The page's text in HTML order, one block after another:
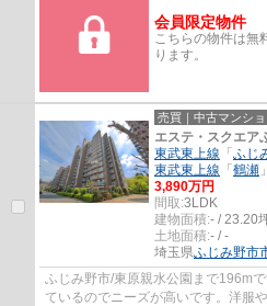
会員限定物件
こちらの物件は無
ります。
売買｜中古マンショ
エステ・スクエア
東武東上線 「 ふじ
東武東上線 「 鶴瀬
3,890万円
間取:3LDK
建物面積:- / 23.20
土地面積:- / -
埼玉県ふじみ野市
ふじみ野市/東原親水公園まで196m
ているのでニーズが高いです。洋服